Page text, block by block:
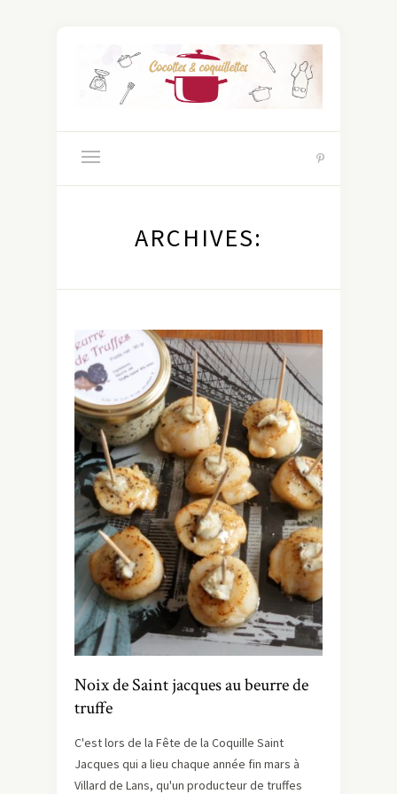
ARCHIVES:
Noix de Saint jacques au beurre de
truffe
C'est lors de la Fête de la Coquille Saint
Jacques qui a lieu chaque année fin mars à
Villard de Lans, qu'un producteur de truffes